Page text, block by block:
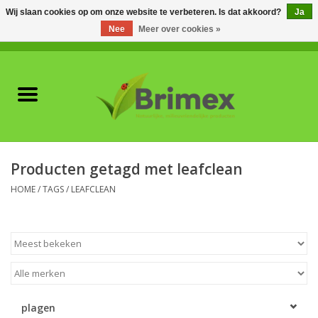
Plagen & Ziekten
Meststoffen en
Producten getagd met leafclean
HOME/TAGS/ LEAFCLEAN
plagen
Wij slaan cookies op om onze website te verbeteren. Is dat akkoord?
Ja
Nee
Meer over cookies »